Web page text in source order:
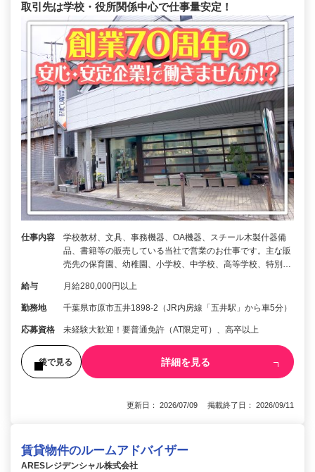
取引先は学校・役所関係中心で仕事量安定！
仕事内容
学校教材、文具、事務機器、OA機器、スチール木製什器備
品、書籍等の販売している当社で営業のお仕事です。主な販
売先の保育園、幼稚園、小学校、中学校、高等学校、特別…
給与 月給280,000円以上
勤務地 千葉県市原市五井1898-2（JR内房線「五井駅」から車5分）
応募資格 未経験大歓迎！要普通免許（AT限定可）、高卒以上
後で見る 詳細を見る
更新日： 2026/07/09 掲載終了日： 2026/09/11
賃貸物件のルームアドバイザー
ARESレジデンシャル株式会社